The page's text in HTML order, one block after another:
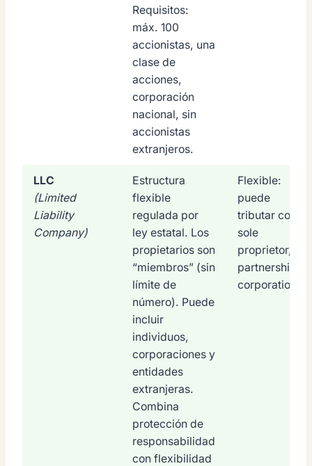
Requisitos:
máx. 100
accionistas, una
clase de
acciones,
corporación
nacional, sin
accionistas
extranjeros.
LLC
(Limited
Liability
Company)
Estructura
flexible
regulada por
ley estatal. Los
propietarios son
“miembros” (sin
límite de
número). Puede
incluir
individuos,
corporaciones y
entidades
extranjeras.
Combina
protección de
responsabilidad
con flexibilidad
Flexible:
puede
tributar como
sole
proprietor,
partnership o
corporation